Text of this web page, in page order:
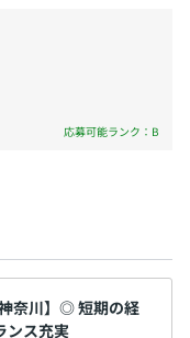
雇用保険、労災保
応募可能ランク：B
奈川】◎ 短期の経
ンス充実